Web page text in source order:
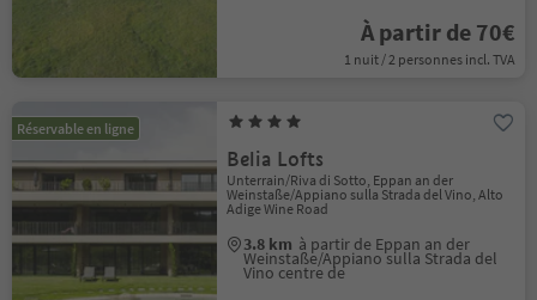
À partir de 70€
1 nuit / 2 personnes incl. TVA
Réservable en ligne
Belia Lofts
Unterrain/Riva di Sotto, Eppan an der
Weinstaße/Appiano sulla Strada del Vino, Alto
Adige Wine Road
3.8 km à partir de Eppan an der
Weinstaße/Appiano sulla Strada del
Vino centre de